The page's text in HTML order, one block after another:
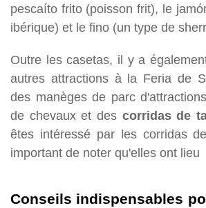
pescaíto frito (poisson frit), le
ibérique) et le fino (un type de
Outre les casetas, il y a
autres attractions à la Feria de
des manèges de parc
de chevaux et des corridas de
êtes intéressé par les corridas
important de noter qu'elles ont lieu
Conseils indispensables